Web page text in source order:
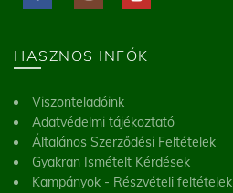
HASZNOS INFÓK
Viszonteladóink
Adatvédelmi tájékoztató
Általános Szerződési Feltételek
Gyakran Ismételt Kérdések
Kampányok - Részvételi feltételek